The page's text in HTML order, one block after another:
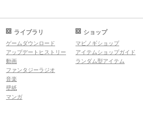
ライブラリ
ゲームダウンロード
アップデートヒストリー
動画
ファンタジーラジオ
音楽
壁紙
マンガ
ショップ
マビノギショップ
アイテムショップガイド
ランダム型アイテム